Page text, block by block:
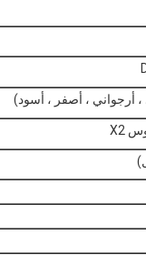
أرجواني ، أصفر ، أسود)